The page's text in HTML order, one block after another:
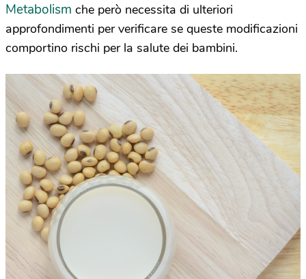
Metabolism che però necessita di ulteriori
approfondimenti per verificare se queste modificazioni
comportino rischi per la salute dei bambini.